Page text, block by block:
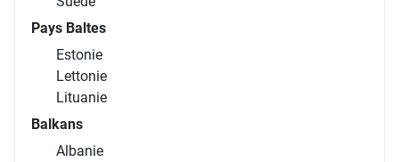
Pays Baltes
Estonie
Lettonie
Lituanie
Balkans
Albanie